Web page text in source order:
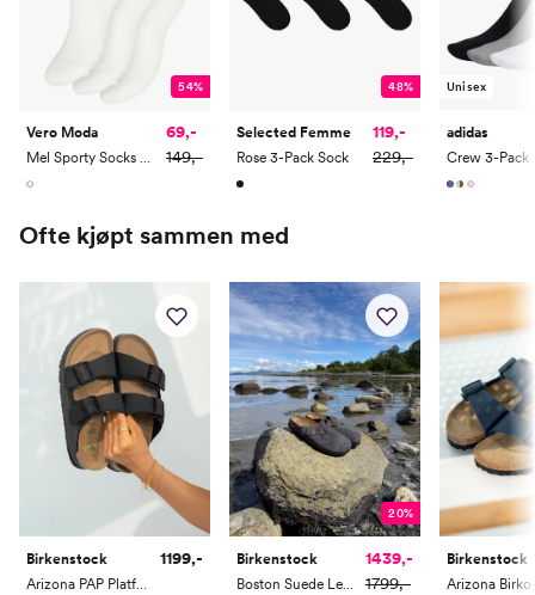
54%
Vero Moda
Mel Sporty Socks 3-Pack
69,-
149,-
48%
Selected Femme
Rose 3-Pack Sock
119,-
229,-
Unisex
adidas
Crew 3-Pack
Ofte kjøpt sammen med
Birkenstock
Arizona PAP Platform Birko-Flor
1199,-
20%
Birkenstock
Boston Suede Leather
1439,-
1799,-
Birkenstock
Arizona